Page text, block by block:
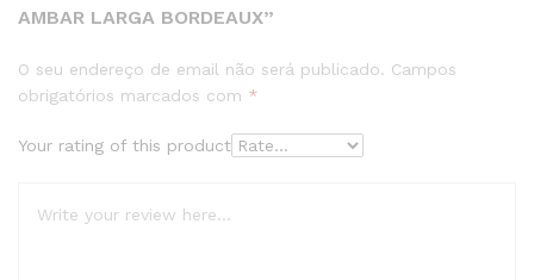
AMBAR LARGA BORDEAUX”
O seu endereço de email não será publicado. Campos
obrigatórios marcados com *
Your rating of this product